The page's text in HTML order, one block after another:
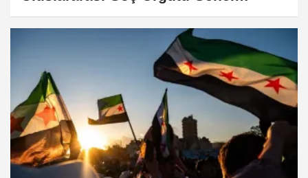
Direktörü Pope ile görüştü